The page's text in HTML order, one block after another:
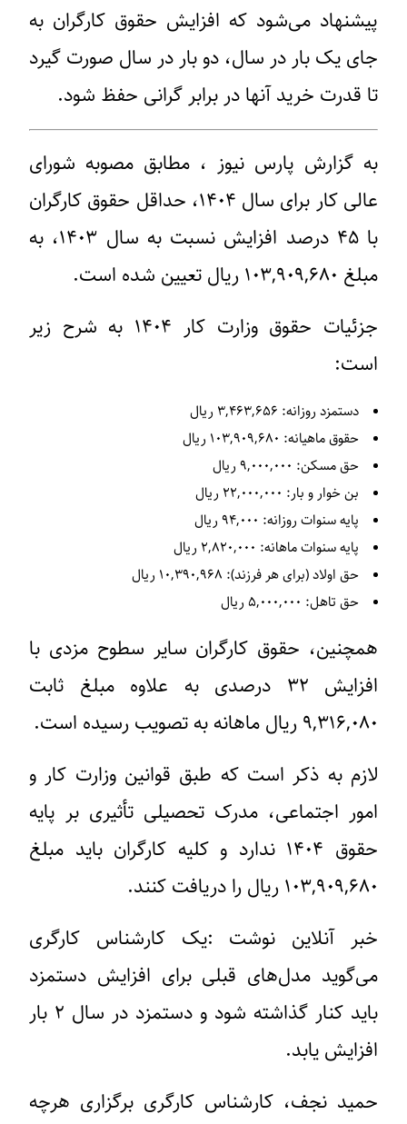
پیشنهاد می‌شود که افزایش حقوق کارگران به
جای یک بار در سال، دو بار در سال صورت گیرد
تا قدرت خرید آنها در برابر گرانی حفظ شود.
به گزارش پارس نیوز ، مطابق مصوبه شورای
عالی کار برای سال ۱۴۰۴، حداقل حقوق کارگران
با ۴۵ درصد افزایش نسبت به سال ۱۴۰۳، به
مبلغ ۱۰۳,۹۰۹,۶۸۰ ریال تعیین شده است.
جزئیات حقوق وزارت کار ۱۴۰۴ به شرح زیر
است:
دستمزد روزانه: ۳,۴۶۳,۶۵۶ ریال
حقوق ماهیانه: ۱۰۳,۹۰۹,۶۸۰ ریال
حق مسکن: ۹,۰۰۰,۰۰۰ ریال
بن خوار و بار: ۲۲,۰۰۰,۰۰۰ ریال
پایه سنوات روزانه: ۹۴,۰۰۰ ریال
پایه سنوات ماهانه: ۲,۸۲۰,۰۰۰ ریال
حق اولاد (برای هر فرزند): ۱۰,۳۹۰,۹۶۸ ریال
حق تاهل: ۵,۰۰۰,۰۰۰ ریال
همچنین، حقوق کارگران سایر سطوح مزدی با
افزایش ۳۲ درصدی به علاوه مبلغ ثابت
۹,۳۱۶,۰۸۰ ریال ماهانه به تصویب رسیده است.
لازم به ذکر است که طبق قوانین وزارت کار و
امور اجتماعی، مدرک تحصیلی تأثیری بر پایه
حقوق ۱۴۰۴ ندارد و کلیه کارگران باید مبلغ
۱۰۳,۹۰۹,۶۸۰ ریال را دریافت کنند.
خبر آنلاین نوشت :‌یک کارشناس کارگری
می‌گوید مدل‌های قبلی برای افزایش دستمزد
باید کنار گذاشته شود و دستمزد در سال ۲ بار
افزایش یابد.
حمید نجف، کارشناس کارگری برگزاری هرچه